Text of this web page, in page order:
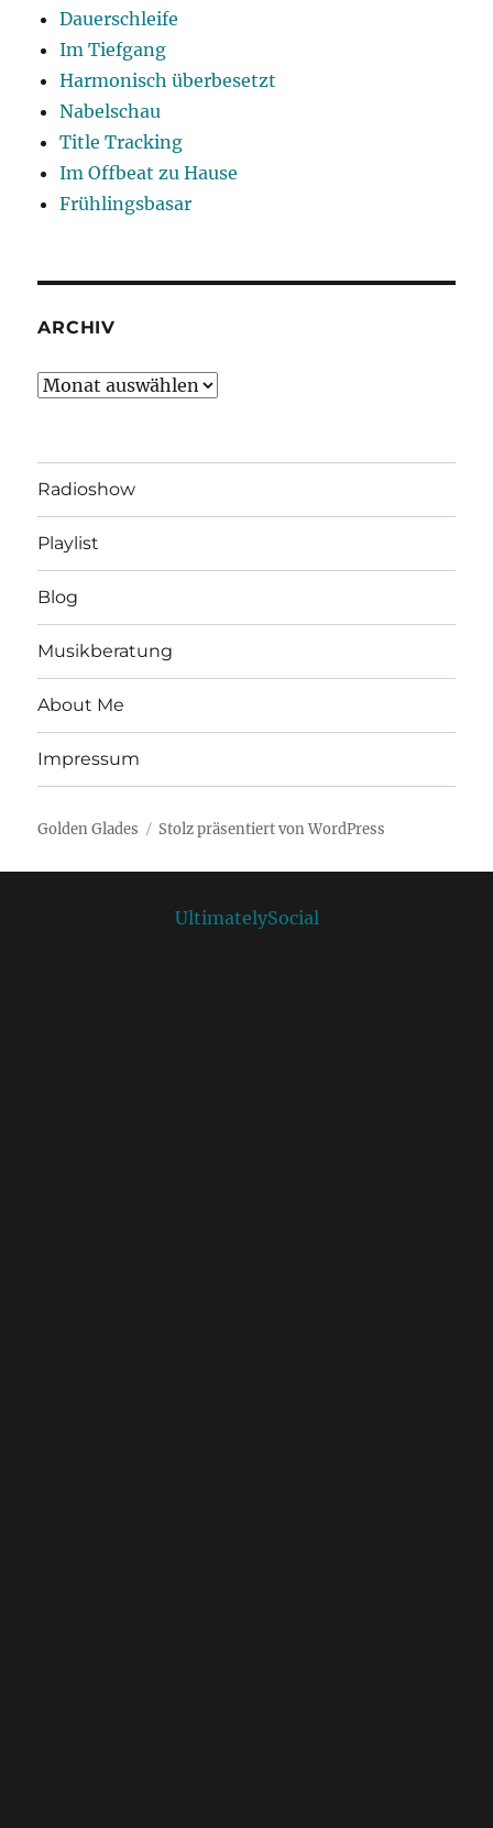
Dauerschleife
Im Tiefgang
Harmonisch überbesetzt
Nabelschau
Title Tracking
Im Offbeat zu Hause
Frühlingsbasar
ARCHIV
Archiv
Radioshow
Playlist
Blog
Musikberatung
About Me
Impressum
Golden Glades Stolz präsentiert von WordPress
UltimatelySocial